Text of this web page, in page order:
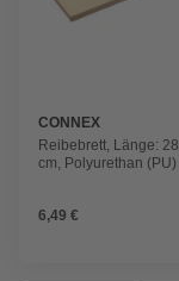
CONNEX
Reibebrett, Länge: 28
cm, Polyurethan (PU)
6,49 €